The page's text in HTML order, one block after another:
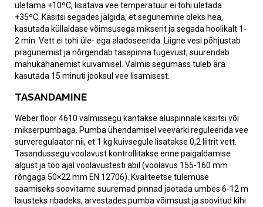
ületama +10ºC, lisatava vee temperatuur ei tohi ületada
+35ºC. Käsitsi segades jälgida, et segunemine oleks hea,
kasutada küllaldase võimsusega mikserit ja segada hoolikalt 1-
2 min. Vett ei tohi üle- ega aladoseerida. Liigne vesi põhjustab
pragunemist ja nõrgendab tasapinna tugevust, suurendab
mahukahanemist kuivamisel. Valmis segumass tuleb ära
kasutada 15 minuti jooksul vee lisamisest.
TASANDAMINE
Weber.floor 4610 valmissegu kantakse aluspinnale käsitsi või
mikserpumbaga. Pumba ühendamisel veevärki reguleerida vee
surveregulaator nii, et 1 kg kuivsegule lisatakse 0,2 liitrit vett.
Tasandussegu voolavust kontrollitakse enne paigaldamise
algust ja töö ajal voolavustesti abil (voolavus 155-160 mm
rõngaga 50×22 mm EN 12706). Kvaliteetse tulemuse
saamiseks soovitame suuremad pinnad jaotada umbes 6-12 m
laiusteks ribadeks, arvestades pumba võimsust ja soovitud kihi